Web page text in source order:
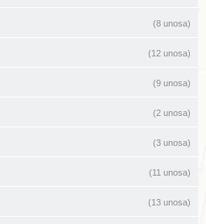
(8 unosa)
(12 unosa)
(9 unosa)
(2 unosa)
(3 unosa)
(11 unosa)
(13 unosa)